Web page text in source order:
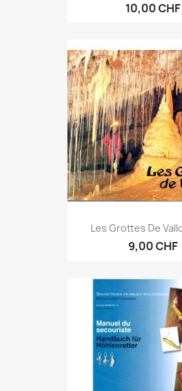
10,00 CHF
Les Grottes De
9,00 CHF